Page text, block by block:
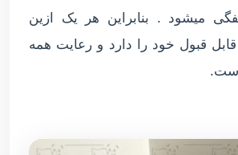
میشود . بنابراین هر یک ازین
قبول خود را دارد و رعایت همه
است.